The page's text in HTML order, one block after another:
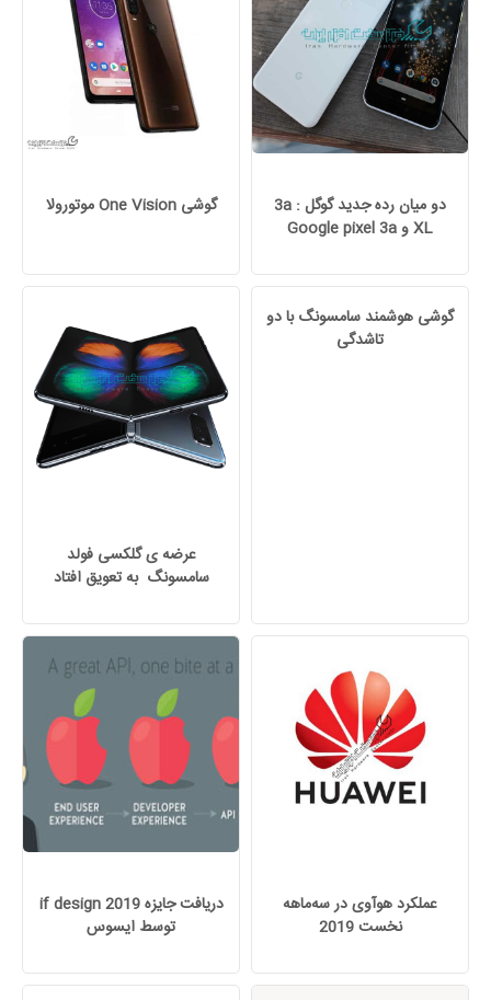
دو میان رده جدید گوگل : 3a
XL و Google pixel 3a
گوشی One Vision موتورولا
گوشی هوشمند سامسونگ با دو
تاشدگی
عرضه ی گلکسی فولد
سامسونگ به تعویق افتاد
عملکرد هوآوی در سه‌ماهه
نخست 2019
دریافت جایزه if design 2019
توسط ایسوس